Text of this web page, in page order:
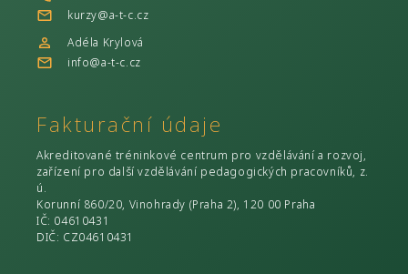
kurzy@a-t-c.cz
Adéla Krylová
info@a-t-c.cz
Fakturační údaje
Akreditované tréninkové centrum pro vzdělávání a rozvoj,
zařízení pro další vzdělávání pedagogických pracovníků, z.
ú.
Korunní 860/20, Vinohrady (Praha 2), 120 00 Praha
IČ: 04610431
DIČ: CZ04610431